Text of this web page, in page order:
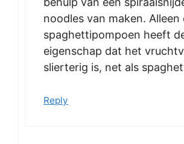
noodles van maken. Alleen
spaghettipompoen heeft
eigenschap dat het
slierterig is, net als
Reply